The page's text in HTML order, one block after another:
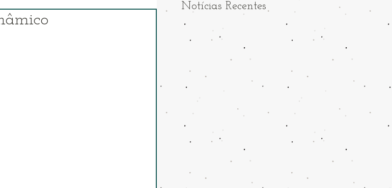
Notícias Recentes